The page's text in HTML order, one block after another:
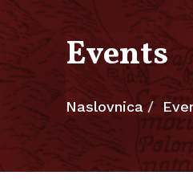
Events
Naslovnica